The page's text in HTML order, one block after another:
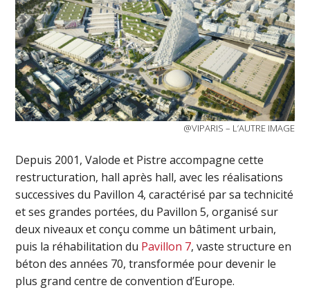
@VIPARIS – L’AUTRE IMAGE
Depuis 2001, Valode et Pistre accompagne cette
restructuration, hall après hall, avec les réalisations
successives du Pavillon 4, caractérisé par sa technicité
et ses grandes portées, du Pavillon 5, organisé sur
deux niveaux et conçu comme un bâtiment urbain,
puis la réhabilitation du Pavillon 7, vaste structure en
béton des années 70, transformée pour devenir le
plus grand centre de convention d’Europe.